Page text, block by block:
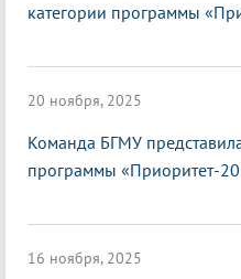
категории программы
20 ноября, 2025
Команда БГМУ
программы «Приоритет-
16 ноября, 2025